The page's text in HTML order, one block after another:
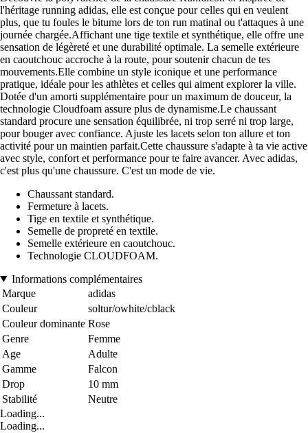
l'héritage running adidas, elle est conçue pour celles qui en veulent
plus, que tu foules le bitume lors de ton run matinal ou t'attaques à une
journée chargée.Affichant une tige textile et synthétique, elle offre une
sensation de légèreté et une durabilité optimale. La semelle extérieure
en caoutchouc accroche à la route, pour soutenir chacun de tes
mouvements.Elle combine un style iconique et une performance
pratique, idéale pour les athlètes et celles qui aiment explorer la ville.
Dotée d'un amorti supplémentaire pour un maximum de douceur, la
technologie Cloudfoam assure plus de dynamisme.Le chaussant
standard procure une sensation équilibrée, ni trop serré ni trop large,
pour bouger avec confiance. Ajuste les lacets selon ton allure et ton
activité pour un maintien parfait.Cette chaussure s'adapte à ta vie active
avec style, confort et performance pour te faire avancer. Avec adidas,
c'est plus qu'une chaussure. C'est un mode de vie.
Chaussant standard.
Fermeture à lacets.
Tige en textile et synthétique.
Semelle de propreté en textile.
Semelle extérieure en caoutchouc.
Technologie CLOUDFOAM.
Informations complémentaires
Marque
adidas
Couleur
soltur/owhite/cblack
Couleur dominante Rose
Genre
Femme
Age
Adulte
Gamme
Falcon
Drop
10 mm
Stabilité
Neutre
Loading...
Loading...